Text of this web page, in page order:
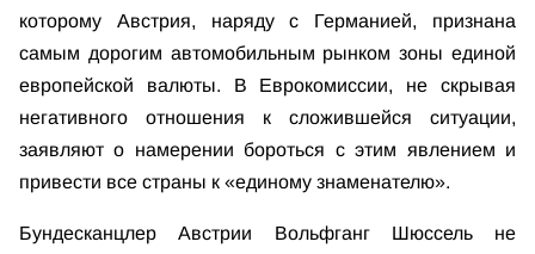
которому Австрия, наряду с Германией, признана
самым дорогим автомобильным рынком зоны единой
европейской валюты. В Еврокомиссии, не скрывая
негативного отношения к сложившейся ситуации,
заявляют о намерении бороться с этим явлением и
привести все страны к «единому знаменателю».
Бундесканцлер Австрии Вольфганг Шюссель не